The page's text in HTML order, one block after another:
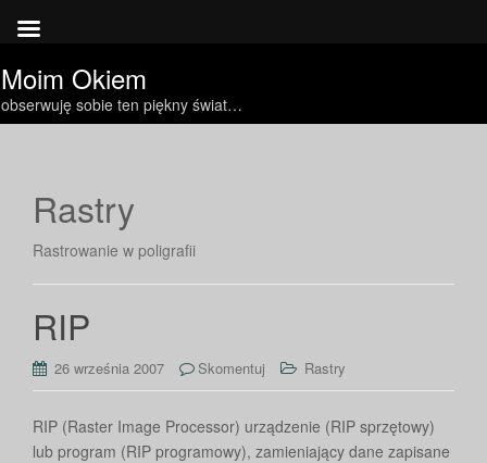
Moim Okiem
obserwuję sobie ten piękny świat…
Rastry
Rastrowanie w poligrafii
RIP
26 września 2007 Skomentuj Rastry
RIP (Raster Image Processor) urządzenie (RIP sprzętowy)
lub program (RIP programowy), zamieniający dane zapisane